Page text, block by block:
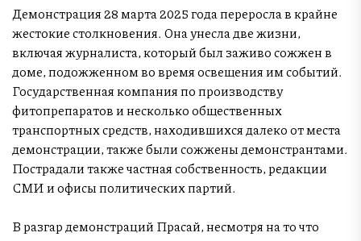
Демонстрация 28 марта 2025 года переросла в крайне
жестокие столкновения. Она унесла две жизни,
включая журналиста, который был заживо сожжен в
доме, подожженном во время освещения им событий.
Государственная компания по производству
фитопрепаратов и несколько общественных
транспортных средств, находившихся далеко от места
демонстрации, также были сожжены демонстрантами.
Пострадали также частная собственность, редакции
СМИ и офисы политических партий.
В разгар демонстраций Прасай, несмотря на то что